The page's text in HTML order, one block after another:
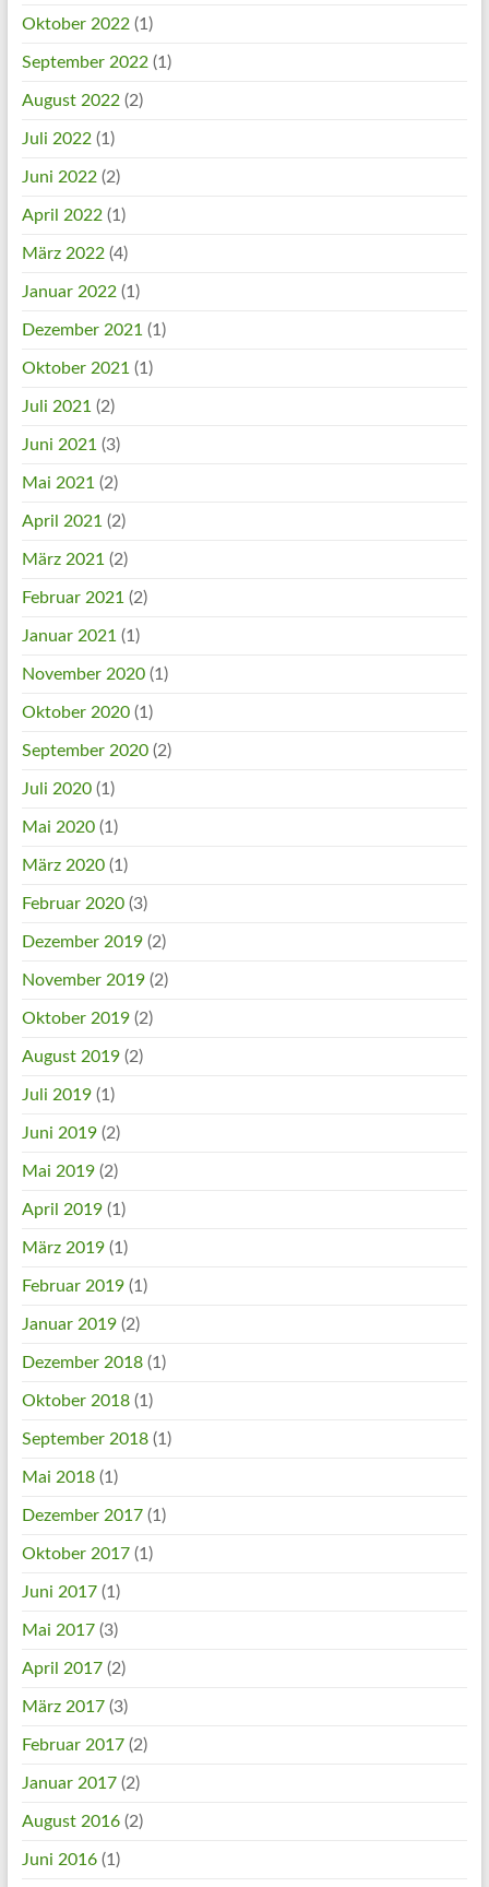
Oktober 2022(1)
September 2022(1)
August 2022(2)
Juli 2022(1)
Juni 2022(2)
April 2022(1)
März 2022(4)
Januar 2022(1)
Dezember 2021 (1)
Oktober 2021 (1)
Juli 2021 (2)
Juni 2021 (3)
Mai 2021 (2)
April 2021 (2)
März 2021 (2)
Februar 2021 (2)
Januar 2021 (1)
November 2020(1)
Oktober 2020(1)
September 2020(2)
Juli 2020(1)
Mai 2020(1)
März 2020(1)
Februar 2020(3)
Dezember 2019(2)
November 2019(2)
Oktober 2019(2)
August 2019(2)
Juli 2019(1)
Juni 2019(2)
Mai 2019(2)
April 2019(1)
März 2019(1)
Februar 2019(1)
Januar 2019(2)
Dezember 2018(1)
Oktober 2018(1)
September 2018(1)
Mai 2018(1)
Dezember 2017(1)
Oktober 2017(1)
Juni 2017(1)
Mai 2017(3)
April 2017(2)
März 2017(3)
Februar 2017(2)
Januar 2017(2)
August 2016(2)
Juni 2016(1)